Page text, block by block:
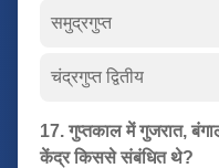
समुद्रगुप्त
चंद्रगुप्त द्वितीय
17. गुप्तकाल में गुजरात,
केंद्र किससे संबंधित थे?